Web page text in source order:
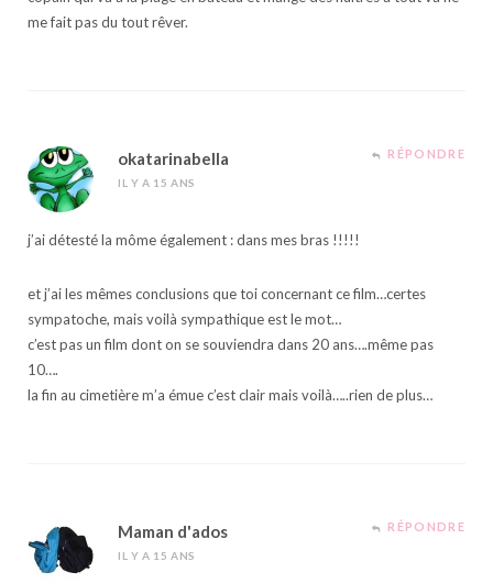
me fait pas du tout rêver.
okatarinabella
IL Y A 15 ANS
RÉPONDRE
j’ai détesté la môme également : dans mes bras !!!!!
et j’ai les mêmes conclusions que toi concernant ce film…certes
sympatoche, mais voilà sympathique est le mot…
c’est pas un film dont on se souviendra dans 20 ans….même pas
10….
la fin au cimetière m’a émue c’est clair mais voilà…..rien de plus…
Maman d'ados
IL Y A 15 ANS
RÉPONDRE